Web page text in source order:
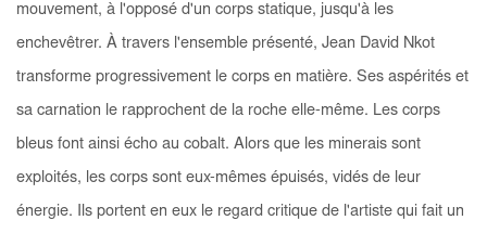
mouvement, à l'opposé d'un corps statique, jusqu'à les
enchevêtrer. À travers l'ensemble présenté, Jean David Nkot
transforme progressivement le corps en matière. Ses aspérités et
sa carnation le rapprochent de la roche elle-même. Les corps
bleus font ainsi écho au cobalt. Alors que les minerais sont
exploités, les corps sont eux-mêmes épuisés, vidés de leur
énergie. Ils portent en eux le regard critique de l'artiste qui fait un